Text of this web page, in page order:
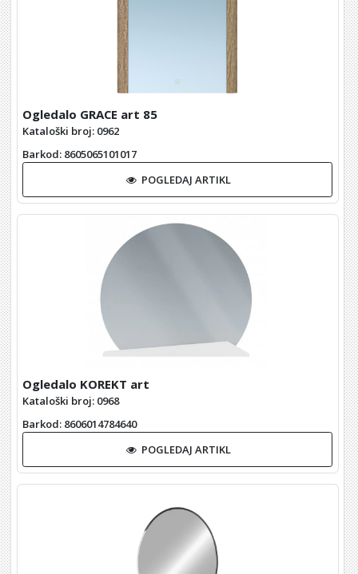
Ogledalo GRACE art 85
Kataloški broj: 0962
Barkod: 8605065101017
POGLEDAJ ARTIKL
Ogledalo KOREKT art
Kataloški broj: 0968
Barkod: 8606014784640
POGLEDAJ ARTIKL